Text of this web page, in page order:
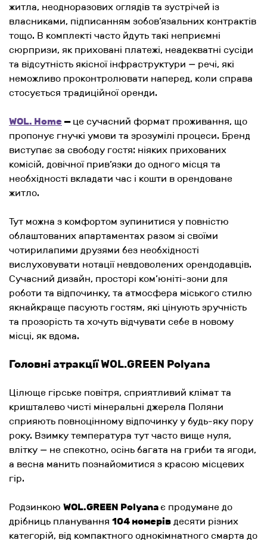
житла, неодноразових оглядів та зустрічей із
власниками, підписанням зобов’язальних контрактів
тощо. В комплекті часто йдуть такі неприємні
сюрпризи, як приховані платежі, неадекватні сусіди
та відсутність якісної інфраструктури — речі, які
неможливо проконтролювати наперед, коли справа
стосується традиційної оренди.
WOL. Home— це сучасний формат проживання, що
пропонує гнучкі умови та зрозумілі процеси. Бренд
виступає за свободу гостя: ніяких прихованих
комісій, довічної прив’язки до одного місця та
необхідності вкладати час і кошти в орендоване
житло.
Тут можна з комфортом зупинитися у повністю
облаштованих апартаментах разом зі своїми
чотирилапими друзями без необхідності
вислуховувати нотації невдоволених орендодавців.
Сучасний дизайн, просторі ком’юніті-зони для
роботи та відпочинку, та атмосфера міського стилю
якнайкраще пасують гостям, які цінують зручність
та прозорість та хочуть відчувати себе в новому
місці, як вдома.
Головні атракції WOL.GREEN Polyana
Цілюще гірське повітря, сприятливий клімат та
кришталево чисті мінеральні джерела Поляни
сприяють повноцінному відпочинку у будь-яку пору
року. Взимку температура тут часто вище нуля,
влітку — не спекотно, осінь багата на гриби та ягоди,
а весна манить познайомитися з красою місцевих
гір.
Родзинкою WOL.GREEN Polyanaє продумане до
дрібниць планування 104 номерів десяти різних
категорій, від компактного однокімнатного смарта до